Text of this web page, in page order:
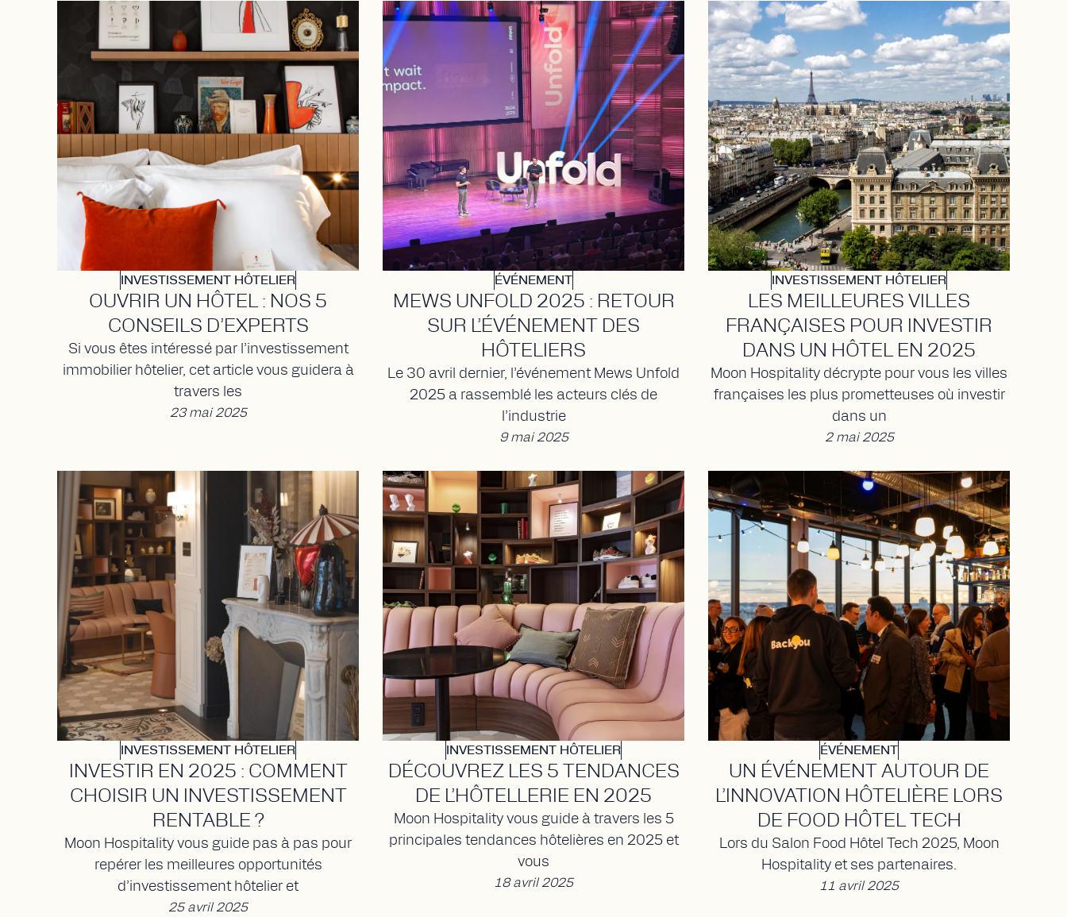
INVESTISSEMENT HÔTELIER
OUVRIR UN HÔTEL : NOS 5
CONSEILS D’EXPERTS
Si vous êtes intéressé par l’investissement
immobilier hôtelier, cet article vous guidera à
travers les
23 mai 2025
ÉVÉNEMENT
MEWS UNFOLD 2025 : RETOUR
SUR L’ÉVÉNEMENT DES
HÔTELIERS
Le 30 avril dernier, l’événement Mews Unfold
2025 a rassemblé les acteurs clés de
l’industrie
9 mai 2025
INVESTISSEMENT HÔTELIER
LES MEILLEURES VILLES
FRANÇAISES POUR INVESTIR
DANS UN HÔTEL EN 2025
Moon Hospitality décrypte pour vous les villes
françaises les plus prometteuses où investir
dans un
2 mai 2025
INVESTISSEMENT HÔTELIER
INVESTIR EN 2025 : COMMENT
CHOISIR UN INVESTISSEMENT
RENTABLE ?
Moon Hospitality vous guide pas à pas pour
repérer les meilleures opportunités
d’investissement hôtelier et
25 avril 2025
INVESTISSEMENT HÔTELIER
DÉCOUVREZ LES 5 TENDANCES
DE L’HÔTELLERIE EN 2025
Moon Hospitality vous guide à travers les 5
principales tendances hôtelières en 2025 et
vous
18 avril 2025
ÉVÉNEMENT
UN ÉVÉNEMENT AUTOUR DE
L’INNOVATION HÔTELIÈRE LORS
DE FOOD HÔTEL TECH
Lors du Salon Food Hôtel Tech 2025, Moon
Hospitality et ses partenaires.
11 avril 2025